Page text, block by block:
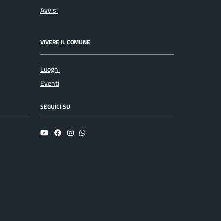
Avvisi
VIVERE IL COMUNE
Luoghi
Eventi
SEGUICI SU
YouTubeFacebookInstagramWhatsapp